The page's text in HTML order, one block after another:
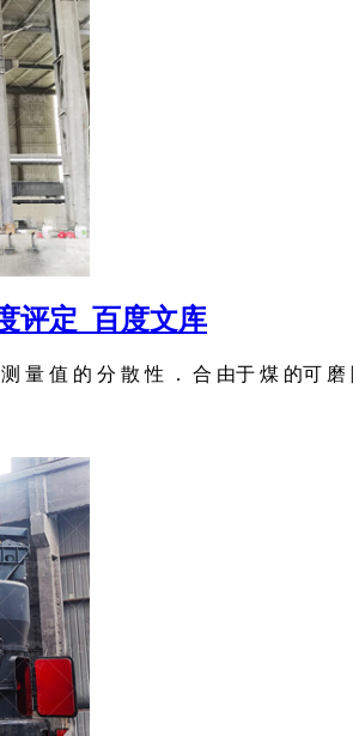
评定_百度文库
量 值 的 分 散 性 ． 合 由于 煤 的可